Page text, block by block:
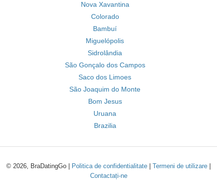
Nova Xavantina
Colorado
Bambuí
Miguelópolis
Sidrolândia
São Gonçalo dos Campos
Saco dos Limoes
São Joaquim do Monte
Bom Jesus
Uruana
Brazilia
© 2026, BraDatingGo | Politica de confidentialitate Termeni de utilizare
Contactați-ne